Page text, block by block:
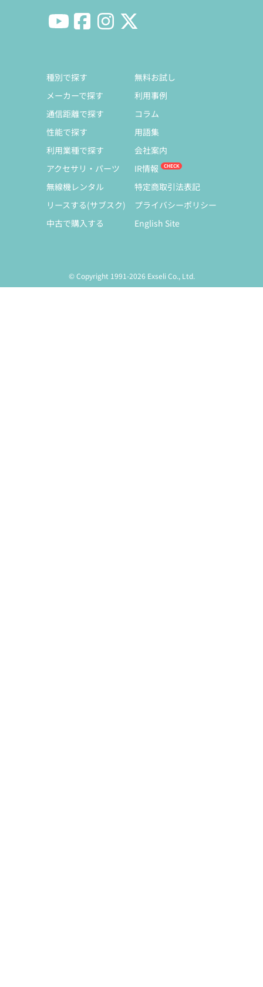
種別で探す
メーカーで探す
通信距離で探す
性能で探す
利用業種で探す
アクセサリ・パーツ
無線機レンタル
リースする(サブスク)
中古で購入する
無料お試し
利用事例
コラム
用語集
会社案内
IR情報
特定商取引法表記
プライバシーポリシー
English Site
© Copyright 1991-2026 Exseli Co., Ltd.